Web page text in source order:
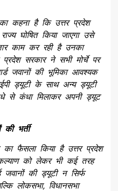
कहना है कि उत्तर प्रदेश
घोषित किया जाएगा उसे
काम कर रही है उनका
सरकार ने सभी मोर्चे पर
जवानों की भूमिका आवश्यक
ड्यूटी के साथ अन्य ड्यूटी
से कंधा मिलाकर अपनी ड्यूट
की भर्ती
फैसला किया है उत्तर प्रदेश
कल्याण को लेकर भी कई तरह
जवानों की ड्यूटी न सिर्फ
लोकसभा, विधानसभा